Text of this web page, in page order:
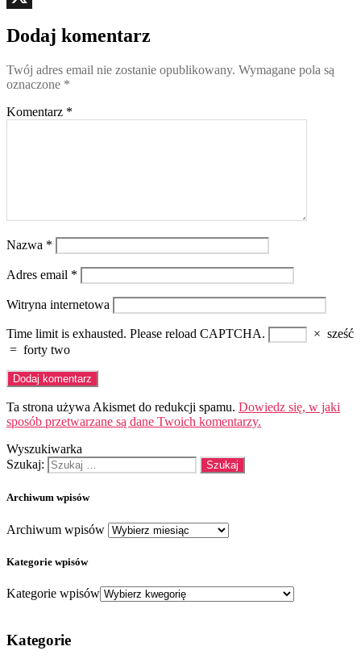
Dodaj komentarz
Twój adres email nie zostanie opublikowany. Wymagane pola są
oznaczone *
Komentarz *
Nazwa *
Adres email *
Witryna internetowa
Time limit is exhausted. Please reload CAPTCHA. × sześć
= forty two
Ta strona używa Akismet do redukcji spamu. Dowiedz się, w jaki
sposób przetwarzane są dane Twoich komentarzy.
Wyszukiwarka
Szukaj:
Archiwum wpisów
Archiwum wpisów
Kategorie wpisów
Kategorie wpisów
Kategorie